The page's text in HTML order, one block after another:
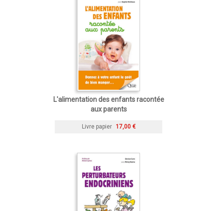
L'alimentation des enfants racontée
aux parents
Livre papier 17,00 €